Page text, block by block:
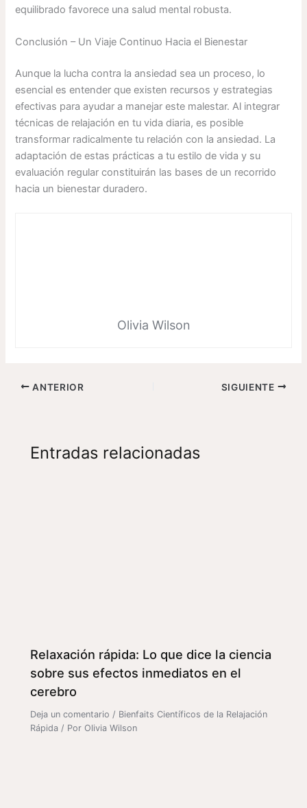
equilibrado favorece una salud mental robusta.
Conclusión – Un Viaje Continuo Hacia el Bienestar
Aunque la lucha contra la ansiedad sea un proceso, lo
esencial es entender que existen recursos y estrategias
efectivas para ayudar a manejar este malestar. Al integrar
técnicas de relajación en tu vida diaria, es posible
transformar radicalmente tu relación con la ansiedad. La
adaptación de estas prácticas a tu estilo de vida y su
evaluación regular constituirán las bases de un recorrido
hacia un bienestar duradero.
Olivia Wilson
ANTERIOR SIGUIENTE
Entradas relacionadas
Relaxación rápida: Lo que dice la ciencia
sobre sus efectos inmediatos en el
cerebro
Deja un comentario / Bienfaits Científicos de la Relajación
Rápida / PorOlivia Wilson